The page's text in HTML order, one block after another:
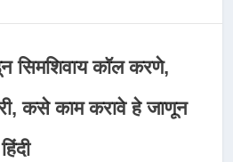
सिमशिवाय कॉल करणे,
कसे काम करावे हे जाणून